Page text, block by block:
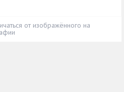
от изображённого на